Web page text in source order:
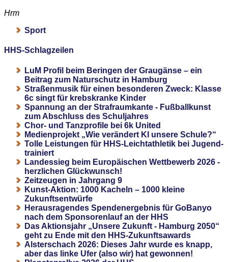
Hrm
Sport
HHS-Schlagzeilen
LuM Profil beim Beringen der Graugänse – ein
Beitrag zum Naturschutz in Hamburg
Straßenmusik für einen besonderen Zweck: Klasse
6c singt für krebskranke Kinder
Spannung an der Strafraumkante - Fußballkunst
zum Abschluss des Schuljahres
Chor- und Tanzprofile bei 6k United
Medienprojekt „Wie verändert KI unsere Schule?“
Tolle Leistungen für HHS-Leichtathletik bei Jugend-
trainiert
Landessieg beim Europäischen Wettbewerb 2026 -
herzlichen Glückwunsch!
Zeitzeugen in Jahrgang 9
Kunst-Aktion: 1000 Kacheln – 1000 kleine
Zukunftsentwürfe
Herausragendes Spendenergebnis für GoBanyo
nach dem Sponsorenlauf an der HHS
Das Aktionsjahr „Unsere Zukunft - Hamburg 2050“
geht zu Ende mit den HHS-Zukunftsawards
Alsterschach 2026: Dieses Jahr wurde es knapp,
aber das linke Ufer (also wir) hat gewonnen!